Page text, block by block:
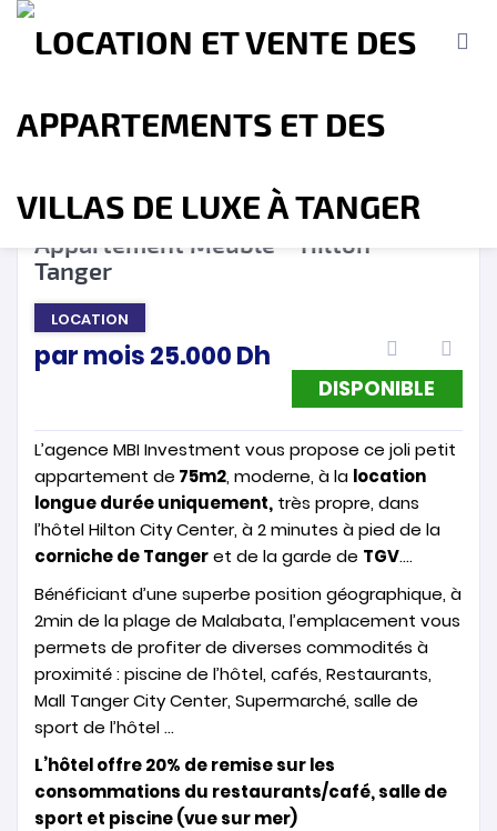
Accueil
Terrains Location de Vacances Contact
❮ ❯
Appartement Meublé – Hilton –
Tanger
LOCATION
par mois25.000Dh
DISPONIBLE
L’agence MBI Investment vous propose ce joli petit
appartement de 75m2, moderne, à la location
longue durée uniquement, très propre, dans
l’hôtel Hilton City Center, à 2 minutes à pied de la
corniche de Tangeret de la garde de TGV….
Bénéficiant d’une superbe position géographique, à
2min de la plage de Malabata, l’emplacement vous
permets de profiter de diverses commodités à
proximité : piscine de l’hôtel, cafés, Restaurants,
Mall Tanger City Center, Supermarché, salle de
sport de l’hôtel …
L’hôtel offre 20% de remise sur les
consommations du restaurants/café, salle de
sport et piscine (vue sur mer)